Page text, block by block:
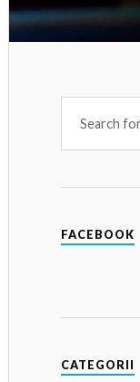
FACEBOOK
CATEGORII